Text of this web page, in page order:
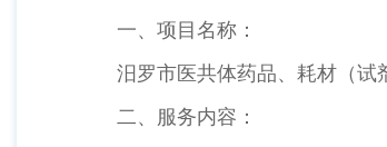
一、项目名称：
汨罗市医共体药品、耗材（试
二、服务内容：